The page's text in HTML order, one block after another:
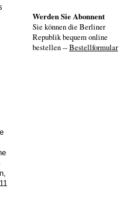
Werden Sie Abonnent
Sie können die Berliner
Republik bequem online
bestellen --Bestellformular